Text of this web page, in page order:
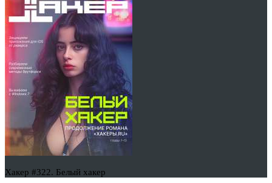
Хакер #322. Белый хакер